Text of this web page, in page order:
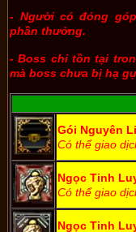
- Người có đóng
phần thưởng.
- Boss chỉ tồn tại
mà boss chưa bị hạ
Gói Nguyên
Có thể giao
Ngọc Tinh
Có thể giao
Ngọc Tinh